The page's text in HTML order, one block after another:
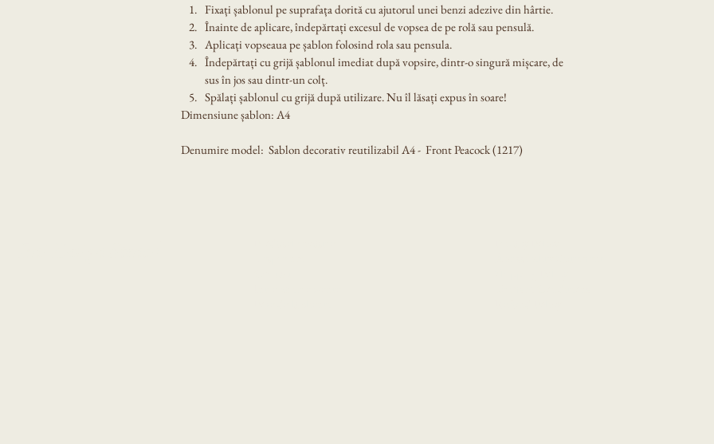
Fixați șablonul pe suprafața dorită cu ajutorul unei benzi adezive din hârtie.
Înainte de aplicare, îndepărtați excesul de vopsea de pe rolă sau pensulă.
Aplicați vopseaua pe șablon folosind rola sau pensula.
Îndepărtați cu grijă șablonul imediat după vopsire, dintr-o singură mișcare, de
sus în jos sau dintr-un colț.
Spălați șablonul cu grijă după utilizare. Nu îl lăsați expus în soare!
Dimensiune șablon: A4
Denumire model:  Sablon decorativ reutilizabil A4 -  Front Peacock (1217)